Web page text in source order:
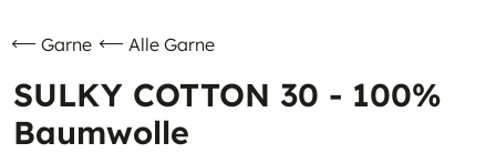
Garne Alle Garne
SULKY COTTON 30 - 100%
Baumwolle